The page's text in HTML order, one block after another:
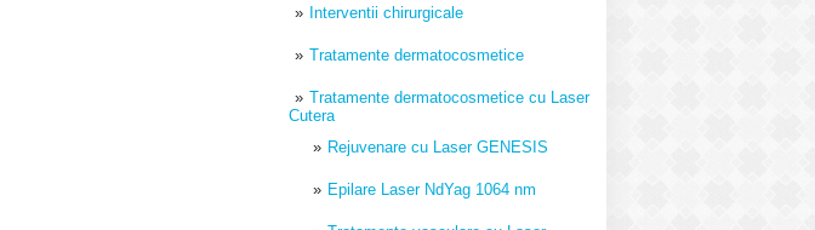
Interventii chirurgicale
Tratamente dermatocosmetice
Tratamente dermatocosmetice cu Laser
Cutera
Rejuvenare cu Laser GENESIS
Epilare Laser NdYag 1064 nm